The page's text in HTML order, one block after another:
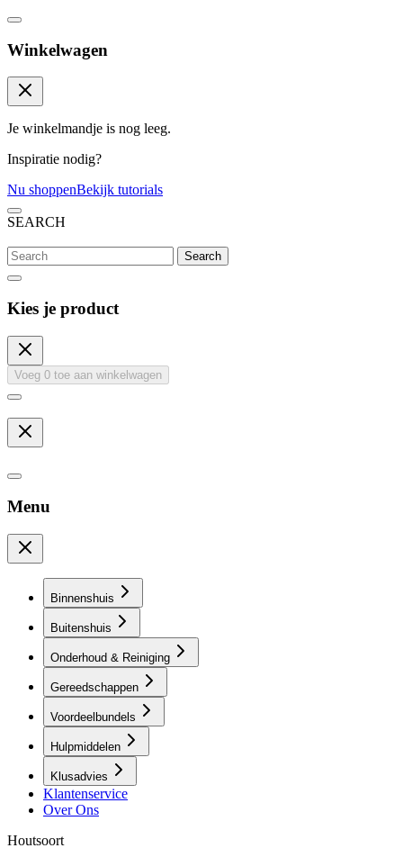
Winkelwagen
Je winkelmandje is nog leeg.
Inspiratie nodig?
Nu shoppenBekijk tutorials
SEARCH
Search
Kies je product
Voeg 0 toe aan winkelwagen
Menu
Binnenshuis
Buitenshuis
Onderhoud & Reiniging
Gereedschappen
Voordeelbundels
Hulpmiddelen
Klusadvies
Klantenservice
Over Ons
Houtsoort